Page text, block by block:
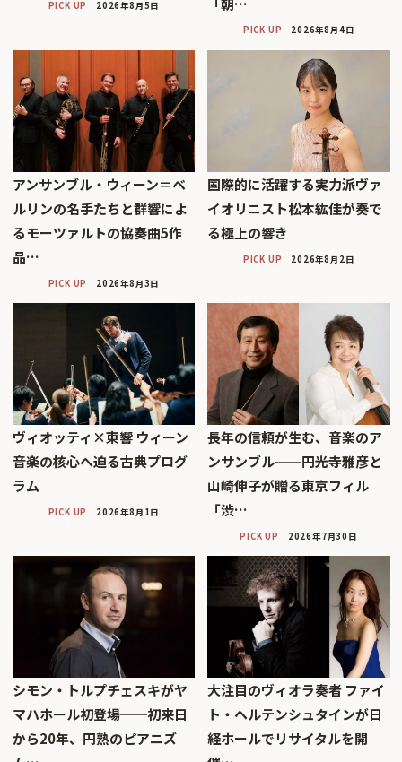
PICK UP 2026年8月5日 「朝…
PICK UP 2026年8月4日
アンサンブル・ウィーン＝ベ
ルリンの名手たちと群響によ
るモーツァルトの協奏曲5作
品…
PICK UP 2026年8月3日
国際的に活躍する実力派ヴァ
イオリニスト松本紘佳が奏で
る極上の響き
PICK UP 2026年8月2日
ヴィオッティ×東響 ウィーン
音楽の核心へ迫る古典プログ
ラム
PICK UP 2026年8月1日
長年の信頼が生む、音楽のア
ンサンブル──円光寺雅彦と
山崎伸子が贈る東京フィル
「渋…
PICK UP 2026年7月30日
シモン・トルプチェスキがヤ
マハホール初登場──初来日
から20年、円熟のピアニズ
大注目のヴィオラ奏者 ファイ
ト・ヘルテンシュタインが日
経ホールでリサイタルを開